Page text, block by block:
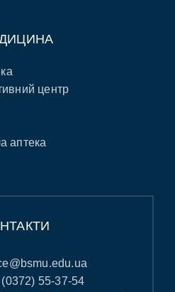
центр
аптека
(0372) 55-37-54